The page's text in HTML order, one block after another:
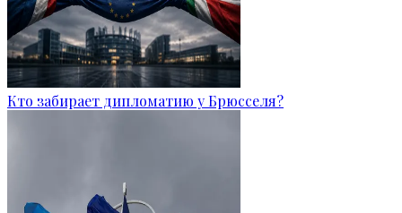
Кто забирает дипломатию у Брюсселя?